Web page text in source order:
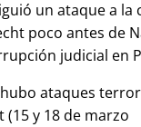
un ataque a la
poco antes de
judicial en
ataques
(15 y 18 de marzo